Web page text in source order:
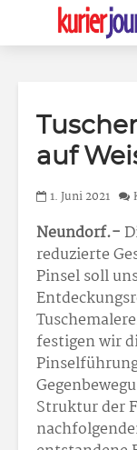
auf
1. Juni 2021
Neundorf.-
reduzierte
Pinsel soll
festigen wir
Struktur der